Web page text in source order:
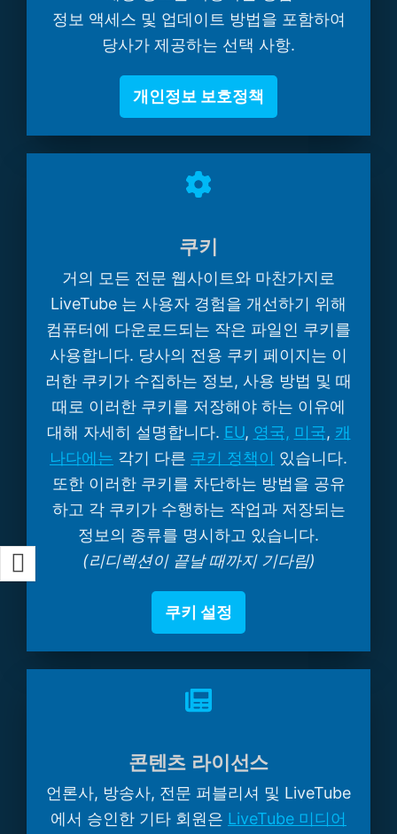
정보 액세스 및 업데이트 방법을 포함하여
당사가 제공하는 선택 사항.
개인정보 보호정책
쿠키
거의 모든 전문 웹사이트와 마찬가지로
LiveTube 는 사용자 경험을 개선하기 위해
컴퓨터에 다운로드되는 작은 파일인 쿠키를
사용합니다. 당사의 전용 쿠키 페이지는 이
러한 쿠키가 수집하는 정보, 사용 방법 및 때
때로 이러한 쿠키를 저장해야 하는 이유에
대해 자세히 설명합니다. EU, 영국, 미국, 캐
나다에는 각기 다른 쿠키 정책이 있습니다.
또한 이러한 쿠키를 차단하는 방법을 공유
하고 각 쿠키가 수행하는 작업과 저장되는
정보의 종류를 명시하고 있습니다.
(리디렉션이 끝날 때까지 기다림)
쿠키 설정
콘텐츠 라이선스
언론사, 방송사, 전문 퍼블리셔 및 LiveTube
에서 승인한 기타 회원은 LiveTube 미디어